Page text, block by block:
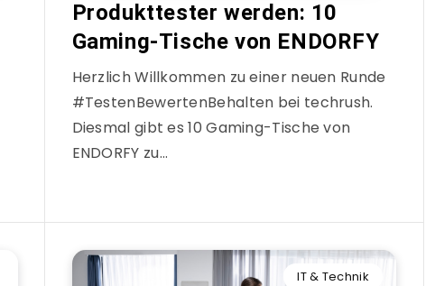
Produkttester werden: 10
Gaming-Tische von ENDORFY
Herzlich Willkommen zu einer neuen Runde
#TestenBewertenBehalten bei techrush.
Diesmal gibt es 10 Gaming-Tische von
ENDORFY zu…
IT & Technik